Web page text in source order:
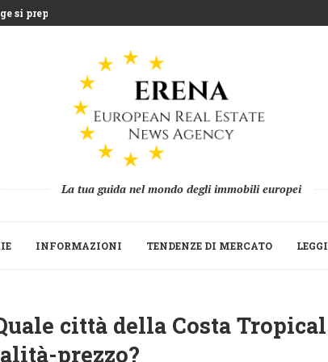
si prepara...
La tua guida nel mondo degli immobili europei
INFORMAZIONI TENDENZE DI MERCATO LEGGI
città della Costa Tropical
prezzo?